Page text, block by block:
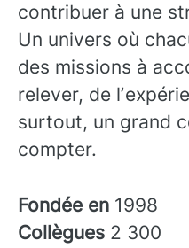
contribuer à une
Un univers où
des missions à
relever, de
surtout, un grand
compter.
Fondée en 1998
Collègues 2 300